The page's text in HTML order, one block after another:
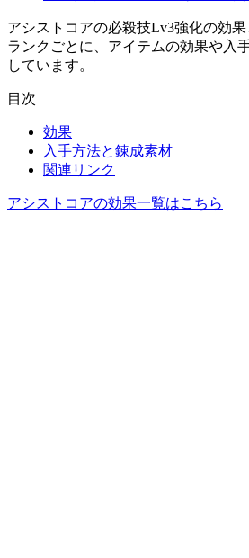
アシストコアの必殺技Lv3強化の効果
ランクごとに、アイテムの効果や入
しています。
目次
効果
入手方法と錬成素材
関連リンク
アシストコアの効果一覧はこちら